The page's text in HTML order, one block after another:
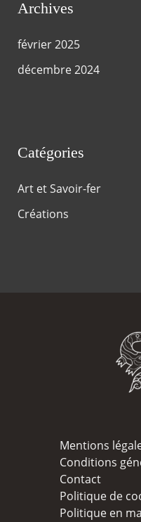
Archives
février 2025
décembre 2024
Catégories
Art et Savoir-fer
Créations
Mentions
Conditions
Contact
Politique de
Politique en